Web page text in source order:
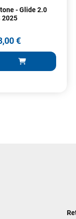
- Glide 2.0
2025
€
sympas. Merci
il y
depuis Tahiti.